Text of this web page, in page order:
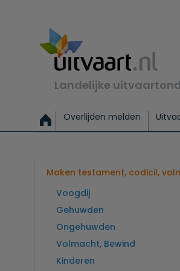
Landelijke
Overlijden melden
Exclusieve uitvaart
Maken testament, codicil,
Voogdij
Gehuwden
Ongehuwden
Volmacht, Bewind
Kinderen